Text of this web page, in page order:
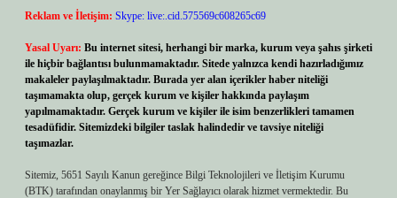
Reklam ve İletişim: Skype: live:.cid.575569c608265c69
Yasal Uyarı: Bu internet sitesi, herhangi bir marka, kurum veya şahıs şirketi
ile hiçbir bağlantısı bulunmamaktadır. Sitede yalnızca kendi hazırladığımız
makaleler paylaşılmaktadır. Burada yer alan içerikler haber niteliği
taşımamakta olup, gerçek kurum ve kişiler hakkında paylaşım
yapılmamaktadır. Gerçek kurum ve kişiler ile isim benzerlikleri tamamen
tesadüfidir. Sitemizdeki bilgiler taslak halindedir ve tavsiye niteliği
taşımazlar.
Sitemiz, 5651 Sayılı Kanun gereğince Bilgi Teknolojileri ve İletişim Kurumu
(BTK) tarafından onaylanmış bir Yer Sağlayıcı olarak hizmet vermektedir. Bu